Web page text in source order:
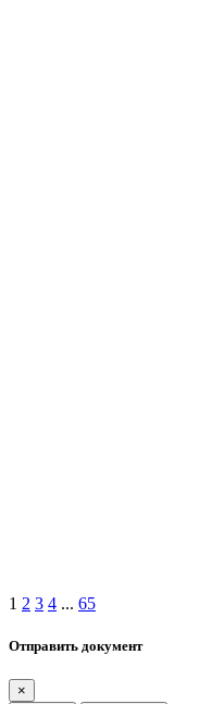
1 2 3 4 ... 65
Отправить документ
×